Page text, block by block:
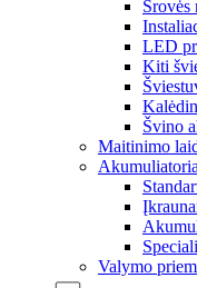
Srovės
LED
Kiti
Švino
Maitinimo
Valymo